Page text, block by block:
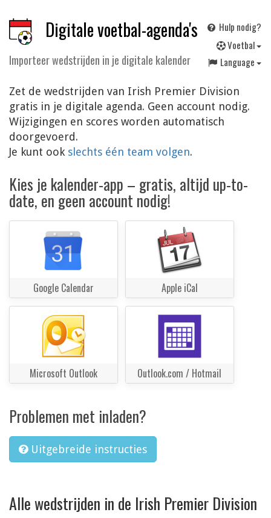
Digitale voetbal-agenda's
Importeer wedstrijden in je digitale kalender
Hulp nodig?
Voetbal
Language
Zet de wedstrijden van Irish Premier Division
gratis in je digitale agenda. Geen account nodig.
Wijzigingen en scores worden automatisch
doorgevoerd.
Je kunt ook slechts één team volgen.
Kies je kalender-app – gratis, altijd up-to-
date, en geen account nodig!
Google Calendar Apple iCal
Microsoft Outlook Outlook.com / Hotmail
Problemen met inladen?
Uitgebreide instructies
Alle wedstrijden in de Irish Premier Division